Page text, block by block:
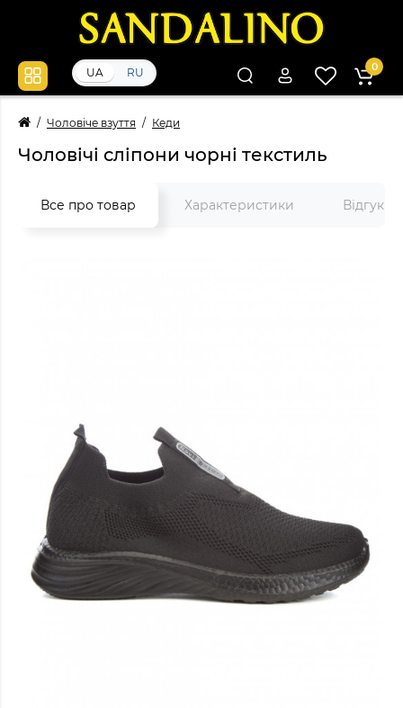
UA RU 0
Чоловіче взуття Кеди
Чоловічі сліпони чорні текстиль
Все про товар Характеристики Відгуки